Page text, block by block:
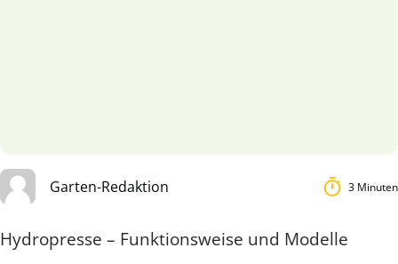
Garten-Redaktion 3 Minuten
Hydropresse – Funktionsweise und Modelle